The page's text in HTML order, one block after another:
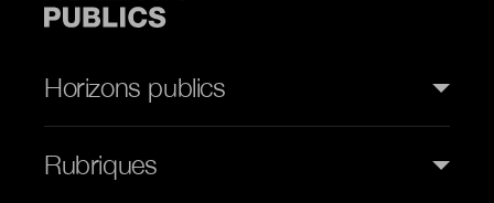
Horizons publics
Rubriques